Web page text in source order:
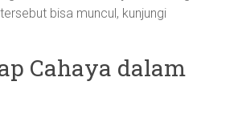
bisa muncul, kunjungi
Cahaya dalam